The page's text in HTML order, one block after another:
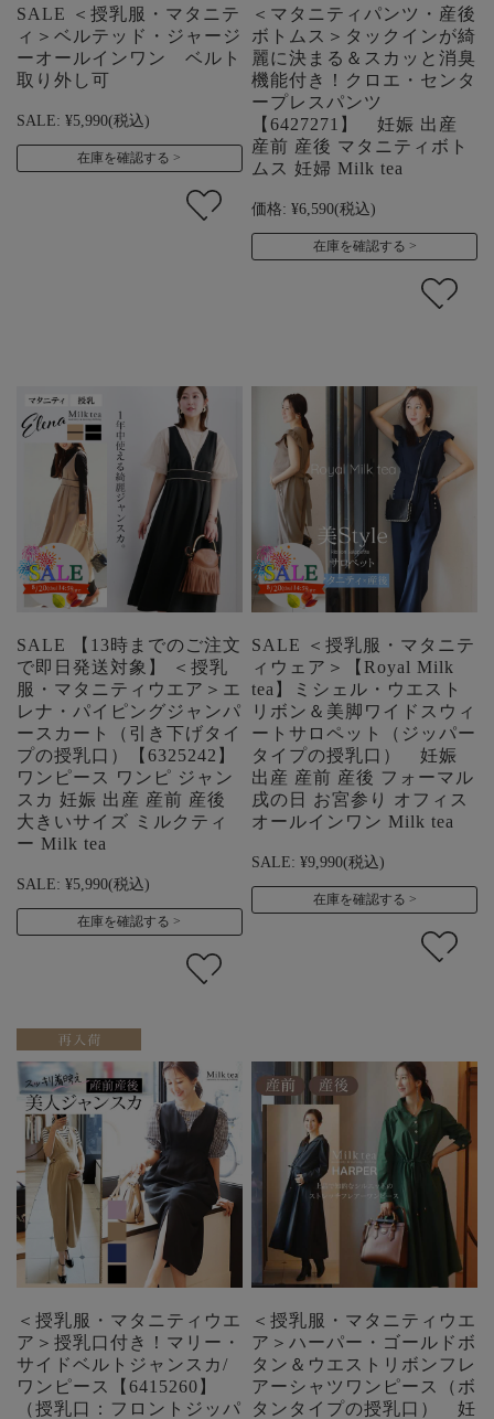
SALE ＜授乳服・マタニテ
ィ＞ベルテッド・ジャージ
ーオールインワン ベルト
取り外し可
SALE: ¥5,990(税込)
在庫を確認する
＜マタニティパンツ・産後
ボトムス＞タックインが綺
麗に決まる＆スカッと消臭
機能付き！クロエ・センタ
ープレスパンツ
【6427271】 妊娠 出産
産前 産後 マタニティボト
ムス 妊婦 Milk tea
価格: ¥6,590(税込)
在庫を確認する
SALE 【13時までのご注文
で即日発送対象】 ＜授乳
服・マタニティウエア＞エ
レナ・パイピングジャンパ
ースカート（引き下げタイ
プの授乳口）【6325242】
ワンピース ワンピ ジャン
スカ 妊娠 出産 産前 産後
大きいサイズ ミルクティ
ー Milk tea
SALE: ¥5,990(税込)
在庫を確認する
SALE ＜授乳服・マタニテ
ィウェア＞【Royal Milk
tea】ミシェル・ウエスト
リボン＆美脚ワイドスウィ
ートサロペット（ジッパー
タイプの授乳口） 妊娠
出産 産前 産後 フォーマル
戌の日 お宮参り オフィス
オールインワン Milk tea
SALE: ¥9,990(税込)
在庫を確認する
＜授乳服・マタニティウエ
ア＞授乳口付き！マリー・
サイドベルトジャンスカ/
ワンピース【6415260】
（授乳口：フロントジッパ
＜授乳服・マタニティウエ
ア＞ハーパー・ゴールドボ
タン＆ウエストリボンフレ
アーシャツワンピース（ボ
タンタイプの授乳口） 妊